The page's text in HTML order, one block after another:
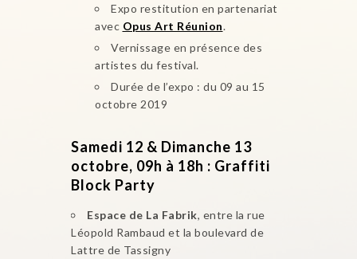
Expo restitution en partenariat
avec Opus Art Réunion.
Vernissage en présence des
artistes du festival.
Durée de l’expo : du 09 au 15
octobre 2019
Samedi 12 & Dimanche 13
octobre, 09h à 18h : Graffiti
Block Party
Espace de La Fabrik, entre la rue
Léopold Rambaud et la boulevard de
Lattre de Tassigny